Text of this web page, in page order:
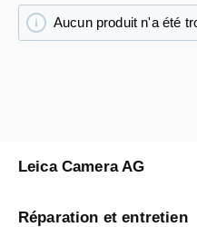
Aucun produit n'a été
Leica Camera AG
Réparation et entretien